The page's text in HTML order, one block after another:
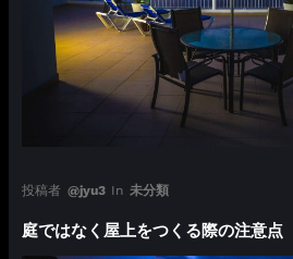
投稿者 @jyu3 In 未分類
庭ではなく屋上をつくる際の注意点